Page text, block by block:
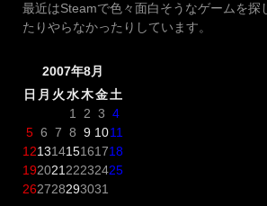
最近はSteamで色々面白そうなゲームを探
たりやらなかったりしています。
2007年8月
日 月 火水木金土
1
2 3 4
5 6 7 8 9 1011
12131415161718
192021 22232425
262728293031